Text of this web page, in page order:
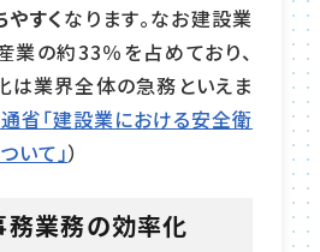
すくなります。なお建設業
の約33％を占めており、
は業界全体の急務といえま
省「建設業における安全衛
いて」）
務業務の効率化